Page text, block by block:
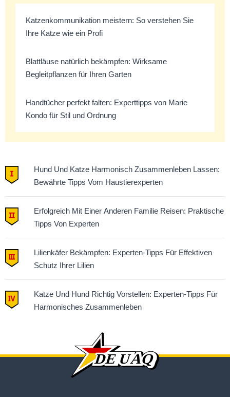
Katzenkommunikation meistern: So verstehen Sie
Ihre Katze wie ein Profi
Blattläuse natürlich bekämpfen: Wirksame
Begleitpflanzen für Ihren Garten
Handtücher perfekt falten: Experttipps von Marie
Kondo für Stil und Ordnung
Hund Und Katze Harmonisch Zusammenleben Lassen:
Bewährte Tipps Vom Haustierexperten
Erfolgreich Mit Einer Anderen Familie Reisen: Praktische
Tipps Von Experten
Lilienkäfer Bekämpfen: Experten-Tipps Für Effektiven
Schutz Ihrer Lilien
Katze Und Hund Richtig Vorstellen: Experten-Tipps Für
Harmonisches Zusammenleben